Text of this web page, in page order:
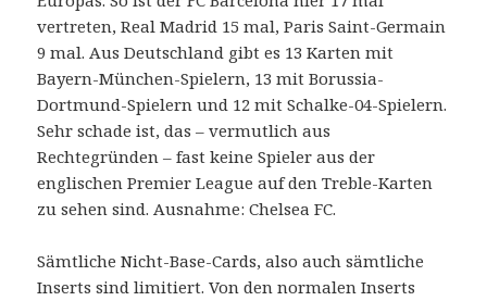
vertreten, Real Madrid 15 mal, Paris Saint-Germain
9 mal. Aus Deutschland gibt es 13 Karten mit
Bayern-München-Spielern, 13 mit Borussia-
Dortmund-Spielern und 12 mit Schalke-04-Spielern.
Sehr schade ist, das – vermutlich aus
Rechtegründen – fast keine Spieler aus der
englischen Premier League auf den Treble-Karten
zu sehen sind. Ausnahme: Chelsea FC.
Sämtliche Nicht-Base-Cards, also auch sämtliche
Inserts sind limitiert. Von den normalen Inserts